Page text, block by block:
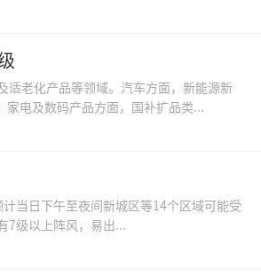
适老化产品等领域。汽车方面，新能源新
电及数码产品方面，国补扩品类...
当日下午至夜间新城区等14个区域可能受
7级以上阵风，易出...